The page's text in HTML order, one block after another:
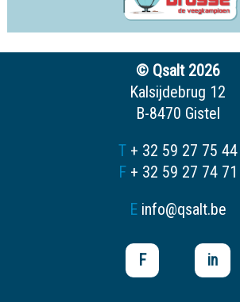
© Qsalt 2026
Kalsijdebrug 12
B-8470 Gistel
T + 32 59 27 75 44
F+ 32 59 27 74 71
E info@qsalt.be
F in